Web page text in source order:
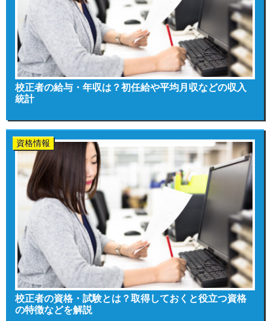
校正者の給与・年収は？初任給や平均月収などの収入
統計
資格情報
校正者の資格・試験とは？取得しておくと役立つ資格
の特徴などを解説